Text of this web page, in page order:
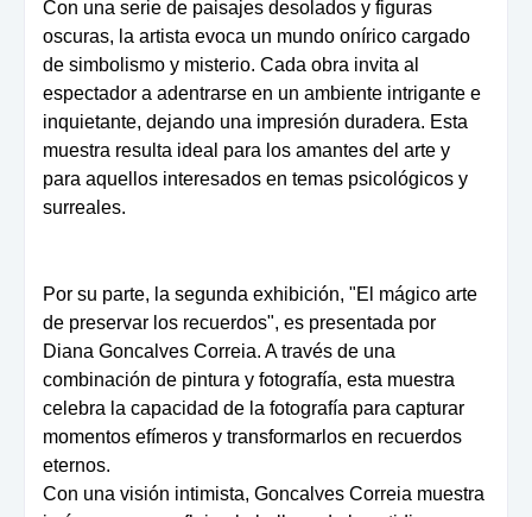
Con una serie de paisajes desolados y figuras
oscuras, la artista evoca un mundo onírico cargado
de simbolismo y misterio. Cada obra invita al
espectador a adentrarse en un ambiente intrigante e
inquietante, dejando una impresión duradera. Esta
muestra resulta ideal para los amantes del arte y
para aquellos interesados en temas psicológicos y
surreales.
Por su parte, la segunda exhibición, "El mágico arte
de preservar los recuerdos", es presentada por
Diana Goncalves Correia. A través de una
combinación de pintura y fotografía, esta muestra
celebra la capacidad de la fotografía para capturar
momentos efímeros y transformarlos en recuerdos
eternos.
Con una visión intimista, Goncalves Correia muestra